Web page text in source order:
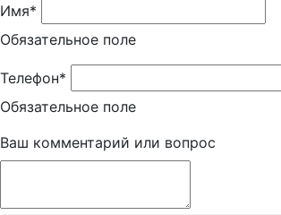
Имя*
Обязательное поле
Телефон*
Обязательное поле
Ваш комментарий или вопрос